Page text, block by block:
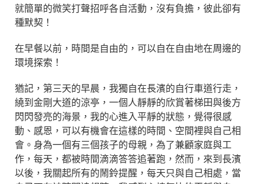
就簡單的微笑打聲招呼各自活動，沒有負擔，彼此卻有
種默契！
在早餐以前，時間是自由的，可以自在自由地在周邊的
環境探索！
猶記，第三天的早晨，我獨自在長濱的自行車道行走，
繞到金剛大道的涼亭，一個人靜靜的欣賞著梯田與後方
閃閃發亮的海景，我的心進入平靜的狀態，覺得很感
動、感恩，可以有機會在這樣的時間、空間裡與自己相
會。身為一個有三個孩子的母親，為了兼顧家庭與工
作，每天，都被時間滴滴答答追著跑，然而，來到長濱
以後，我關起所有的鬧鈴提醒，每天只與自己相處，當